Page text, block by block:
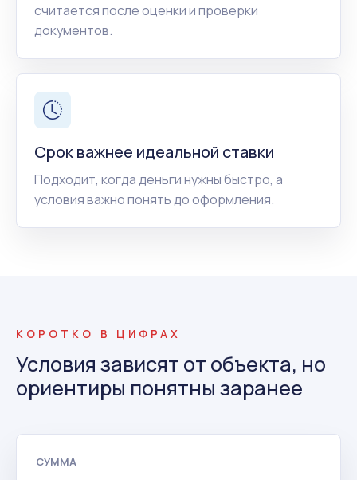
считается после оценки и проверки
документов.
Срок важнее идеальной ставки
Подходит, когда деньги нужны быстро, а
условия важно понять до оформления.
КОРОТКО В ЦИФРАХ
Условия зависят от объекта, но
ориентиры понятны заранее
СУММА